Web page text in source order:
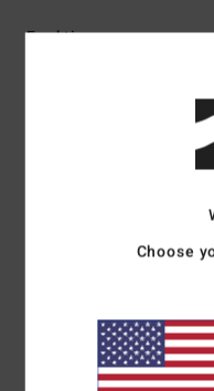
Funktionen
Nylon-Grilamid-
Italienische
Schlagfestes
Hergestellt in Italien
Zusammensetzung73
Metall, 2 %
Choose